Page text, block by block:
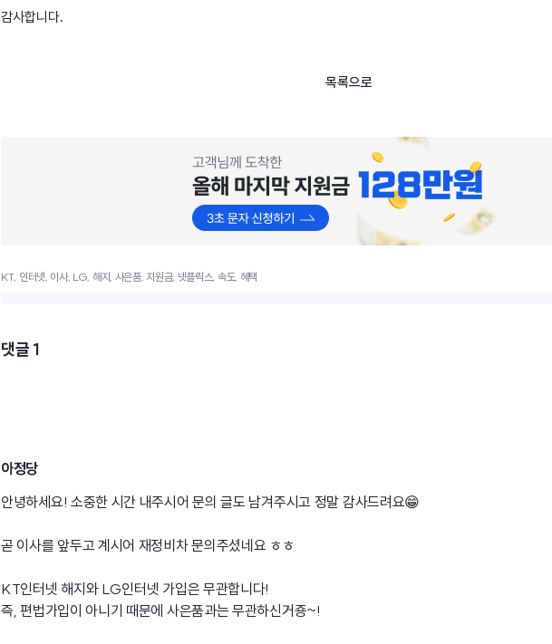
감사합니다.
목록으로
KT, 인터넷, 이사, LG, 해지, 사은품, 지원금, 넷플릭스, 속도, 혜택
댓글 1
아정당
안녕하세요! 소중한 시간 내주시어 문의 글도 남겨주시고 정말 감사드려요😁
곧 이사를 앞두고 계시어 재정비차 문의주셨네요 ㅎㅎ
KT인터넷 해지와 LG인터넷 가입은 무관합니다!
즉, 편법가입이 아니기 때문에 사은품과는 무관하신거죵~!